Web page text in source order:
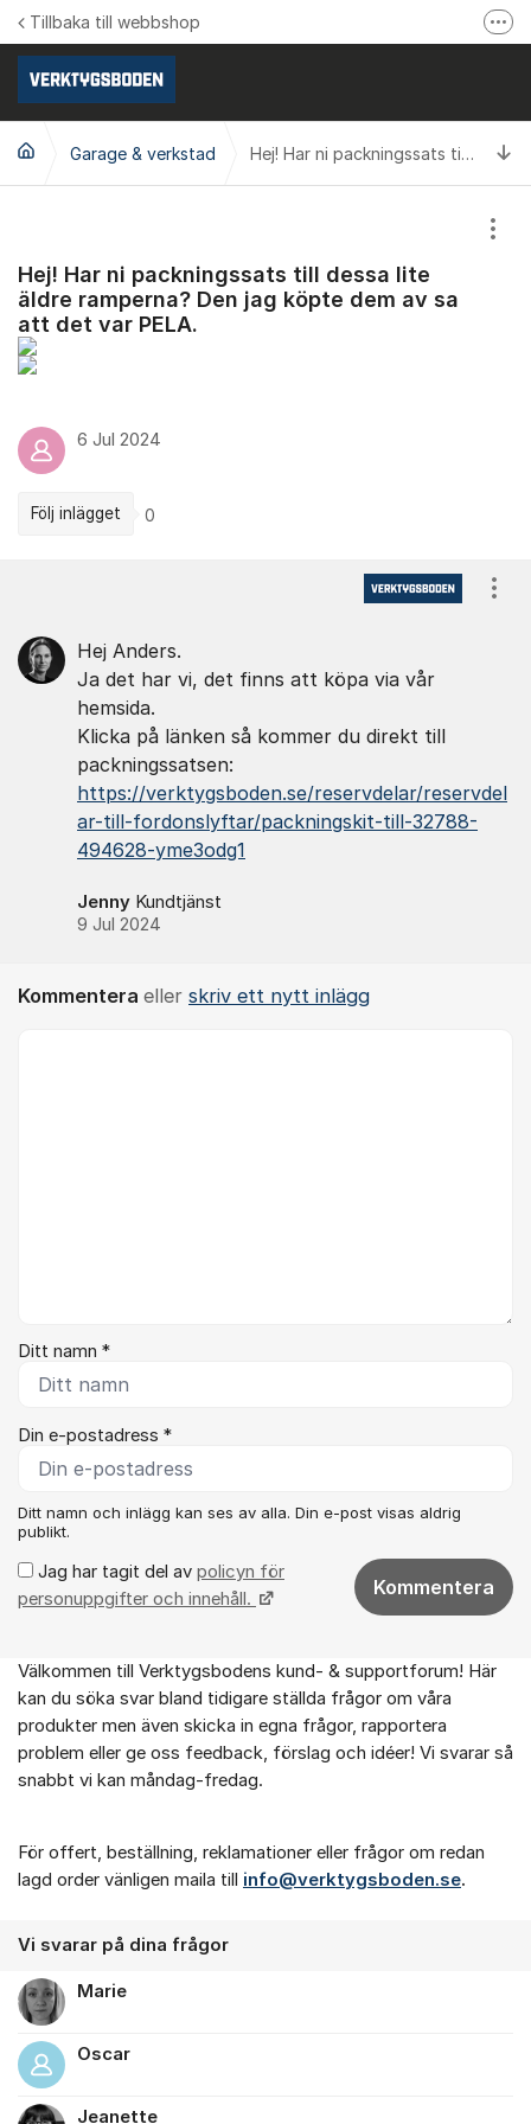
Hoppa till innehåll
Tillbaka till webbshop
Se våra produktvideos
Garage & verkstad Hej! Har ni packningssats till dessa lite äldre ramperna? Den jag köpte dem av sa att det var PELA.
Hej! Har ni packningssats till dessa lite
äldre ramperna? Den jag köpte dem av sa
att det var PELA.
6 Jul 2024
Följ inlägget 0
Hej Anders.
Ja det har vi, det finns att köpa via vår
hemsida.
Klicka på länken så kommer du direkt till
packningssatsen:
https://verktygsboden.se/reservdelar/reservdel
ar-till-fordonslyftar/packningskit-till-32788-
494628-yme3odg1
Jenny Kundtjänst
9 Jul 2024
Kommentera eller skriv ett nytt inlägg
Ditt namn *
Din e-postadress *
Ditt namn och inlägg kan ses av alla. Din e-post visas aldrig
publikt.
Jag har tagit del av policyn för
personuppgifter och innehåll.
Kommentera
Om forumet
Välkommen till Verktygsbodens kund- & supportforum! Här
kan du söka svar bland tidigare ställda frågor om våra
produkter men även skicka in egna frågor, rapportera
problem eller ge oss feedback, förslag och idéer! Vi svarar så
snabbt vi kan måndag-fredag.
För offert, beställning, reklamationer eller frågor om redan
lagd order vänligen maila till info@verktygsboden.se.
Vi svarar på dina frågor
Marie
Oscar
Jeanette